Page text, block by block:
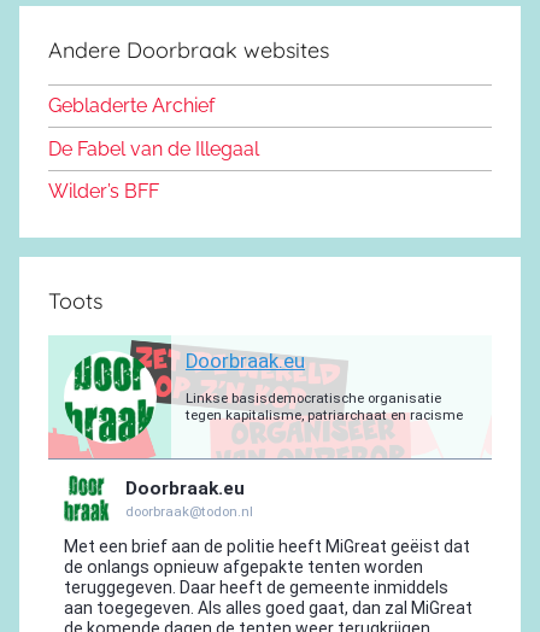
n
b
o
o
Andere Doorbraak websites
Gebladerte Archief
De Fabel van de Illegaal
Wilder’s BFF
Toots